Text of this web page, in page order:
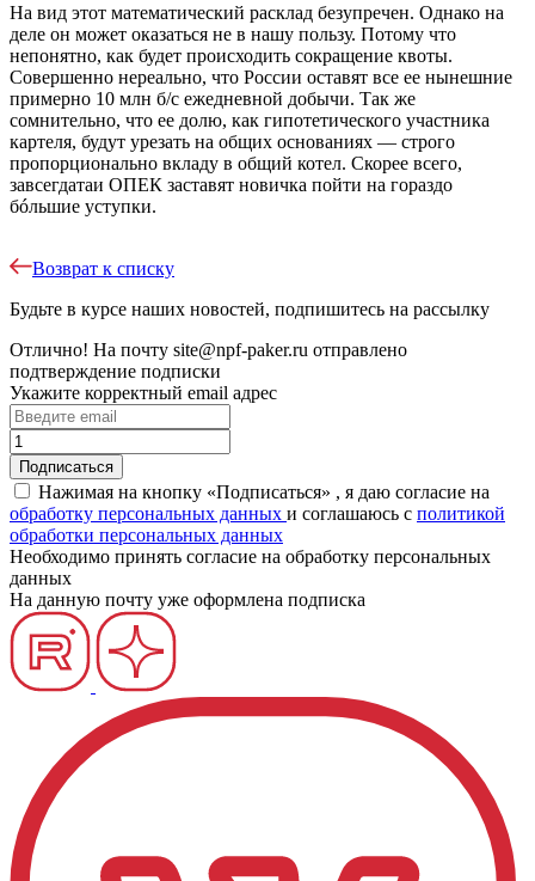
На вид этот математический расклад безупречен. Однако на
деле он может оказаться не в нашу пользу. Потому что
непонятно, как будет происходить сокращение квоты.
Совершенно нереально, что России оставят все ее нынешние
примерно 10 млн б/с ежедневной добычи. Так же
сомнительно, что ее долю, как гипотетического участника
картеля, будут урезать на общих основаниях — строго
пропорционально вкладу в общий котел. Скорее всего,
завсегдатаи ОПЕК заставят новичка пойти на гораздо
бóльшие уступки.
Возврат к списку
Будьте в курсе наших новостей, подпишитесь на рассылку
Отлично! На почту site@npf-paker.ru отправлено
подтверждение подписки
Укажите корректный email адрес
Нажимая на кнопку «Подписаться» , я даю согласие на
обработку персональных данных и соглашаюсь c политикой
обработки персональных данных
Необходимо принять согласие на обработку персональных
данных
На данную почту уже оформлена подписка